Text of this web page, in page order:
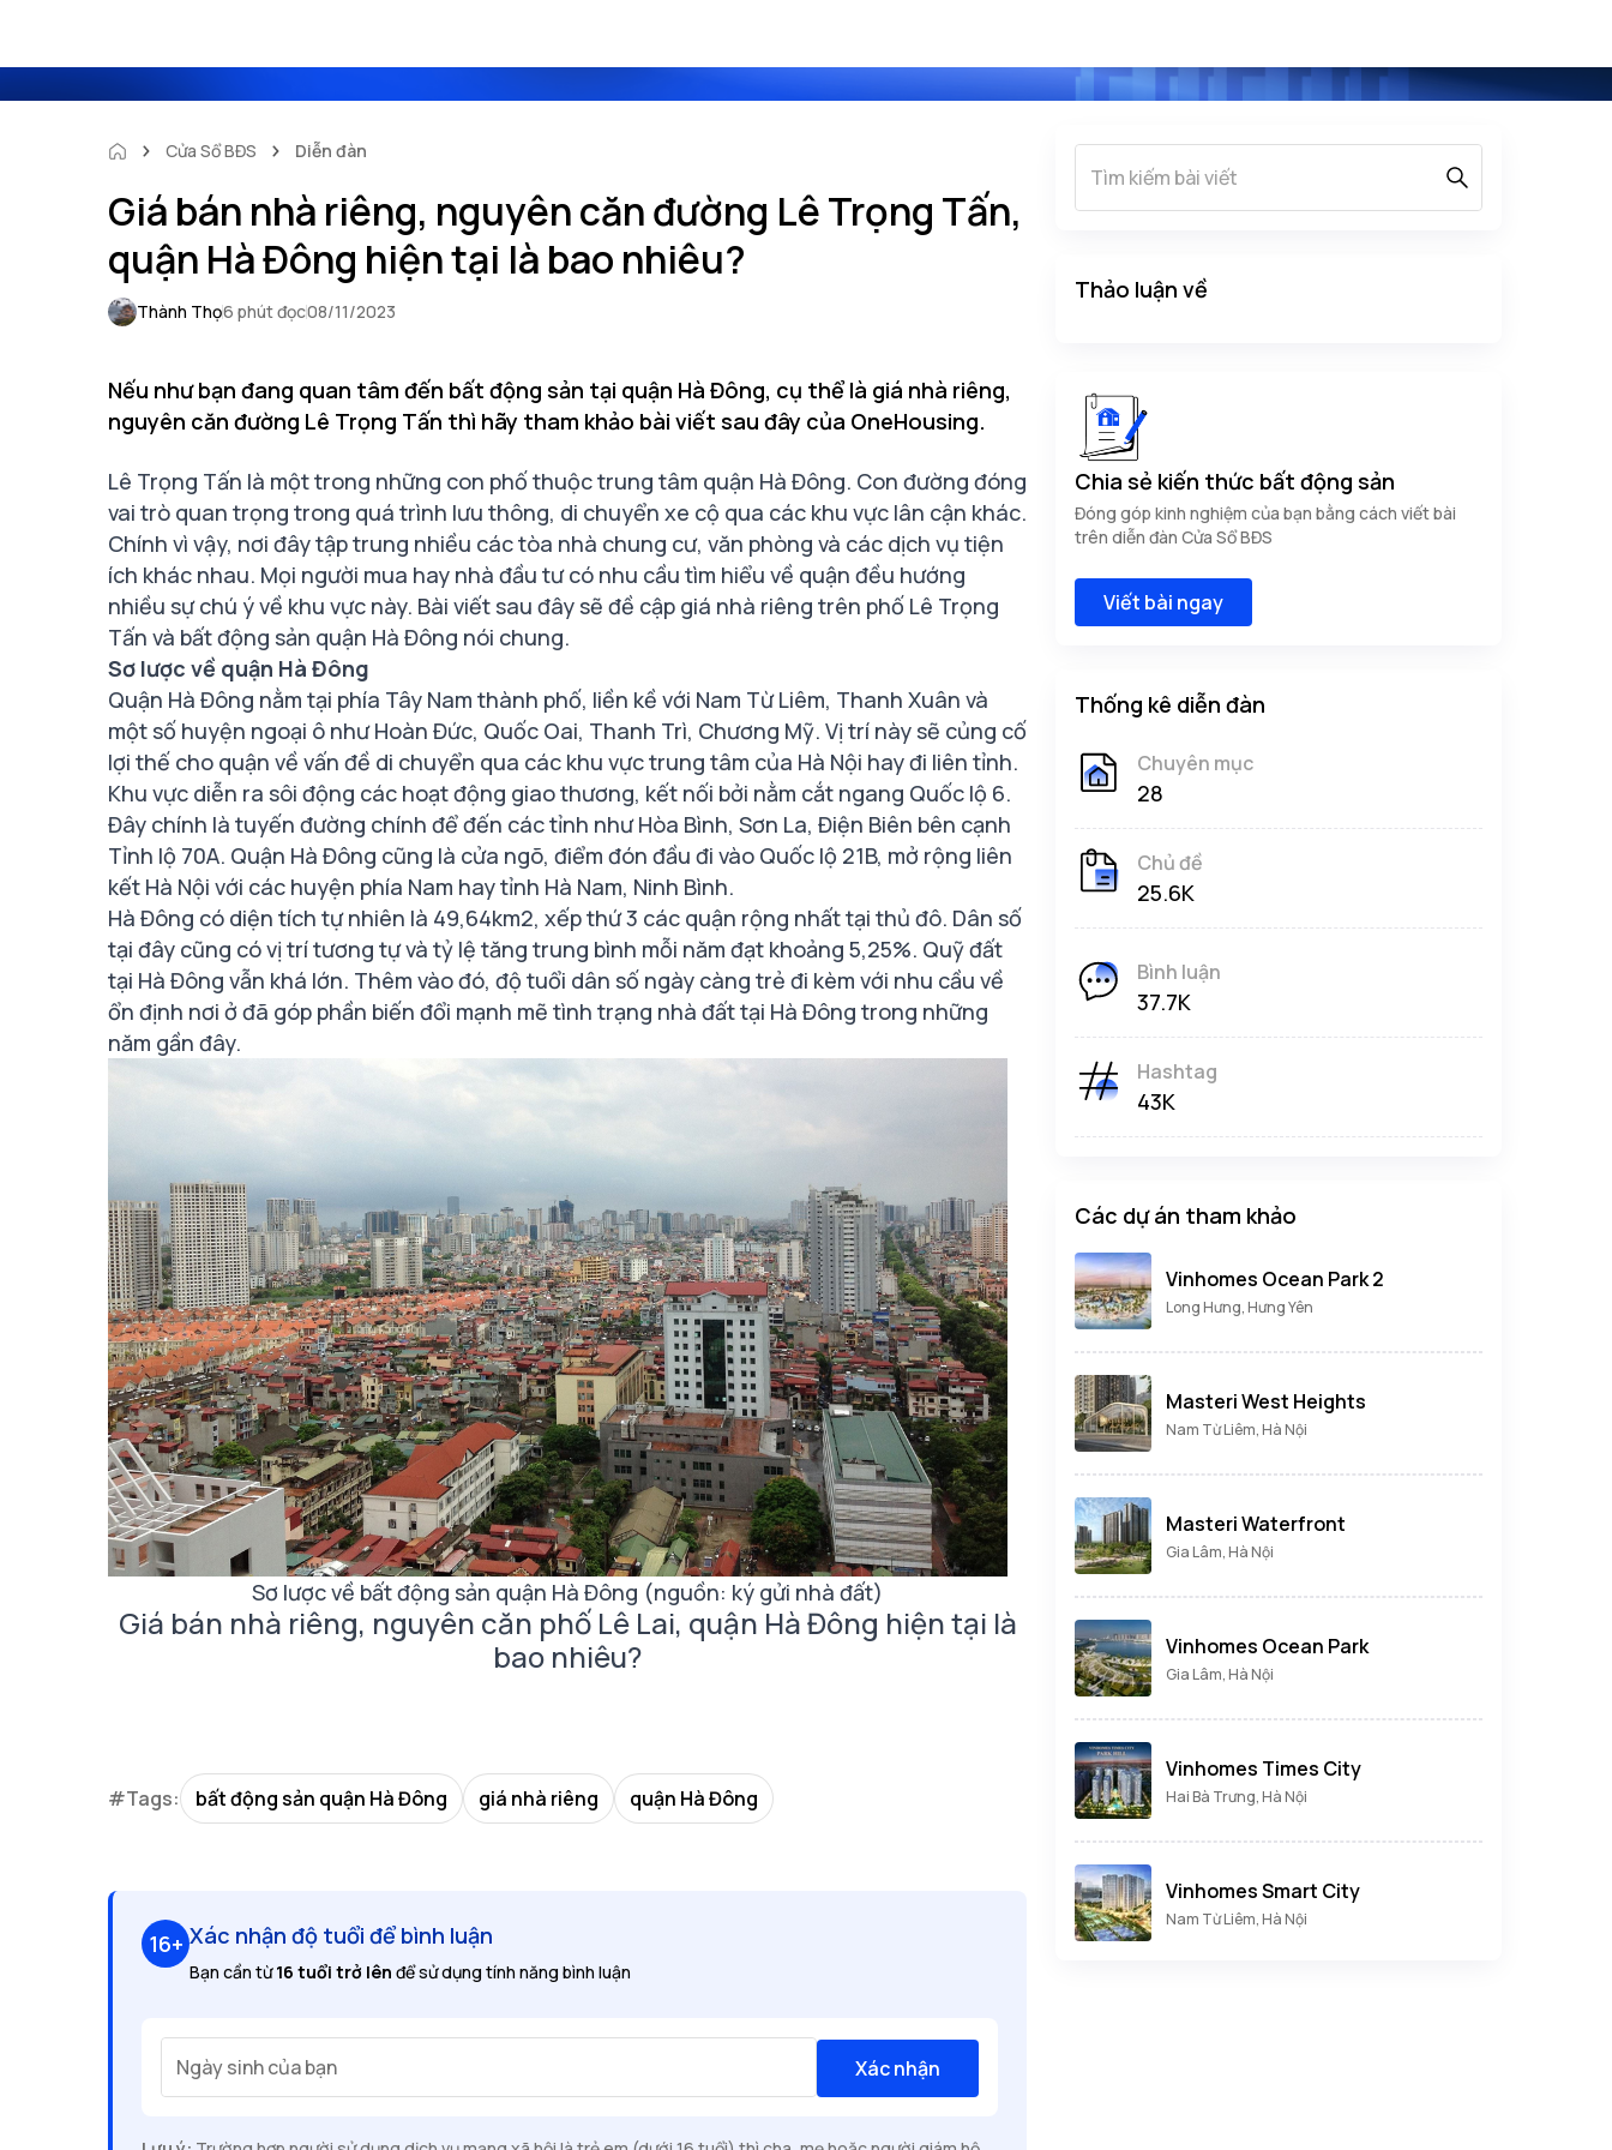
Cửa Sổ BĐS Diễn đàn
Giá bán nhà riêng, nguyên căn đường Lê Trọng Tấn,
quận Hà Đông hiện tại là bao nhiêu?
Thành Thọ6 phút đọc08/11/2023
Nếu như bạn đang quan tâm đến bất động sản tại quận Hà Đông, cụ thể là giá nhà riêng,
nguyên căn đường Lê Trọng Tấn thì hãy tham khảo bài viết sau đây của OneHousing.
Lê Trọng Tấn là một trong những con phố thuộc trung tâm quận Hà Đông. Con đường đóng
vai trò quan trọng trong quá trình lưu thông, di chuyển xe cộ qua các khu vực lân cận khác.
Chính vì vậy, nơi đây tập trung nhiều các tòa nhà chung cư, văn phòng và các dịch vụ tiện
ích khác nhau. Mọi người mua hay nhà đầu tư có nhu cầu tìm hiểu về quận đều hướng
nhiều sự chú ý về khu vực này. Bài viết sau đây sẽ đề cập giá nhà riêng trên phố Lê Trọng
Tấn và bất động sản quận Hà Đông nói chung.
Sơ lược về quận Hà Đông
Quận Hà Đông nằm tại phía Tây Nam thành phố, liền kề với Nam Từ Liêm, Thanh Xuân và
một số huyện ngoại ô như Hoàn Đức, Quốc Oai, Thanh Trì, Chương Mỹ. Vị trí này sẽ củng cố
lợi thế cho quận về vấn đề di chuyển qua các khu vực trung tâm của Hà Nội hay đi liên tỉnh.
Khu vực diễn ra sôi động các hoạt động giao thương, kết nối bởi nằm cắt ngang Quốc lộ 6.
Đây chính là tuyến đường chính để đến các tỉnh như Hòa Bình, Sơn La, Điện Biên bên cạnh
Tỉnh lộ 70A. Quận Hà Đông cũng là cửa ngõ, điểm đón đầu đi vào Quốc lộ 21B, mở rộng liên
kết Hà Nội với các huyện phía Nam hay tỉnh Hà Nam, Ninh Bình.
Hà Đông có diện tích tự nhiên là 49,64km2, xếp thứ 3 các quận rộng nhất tại thủ đô. Dân số
tại đây cũng có vị trí tương tự và tỷ lệ tăng trung bình mỗi năm đạt khoảng 5,25%. Quỹ đất
tại Hà Đông vẫn khá lớn. Thêm vào đó, độ tuổi dân số ngày càng trẻ đi kèm với nhu cầu về
ổn định nơi ở đã góp phần biến đổi mạnh mẽ tình trạng nhà đất tại Hà Đông trong những
năm gần đây.
Sơ lược về bất động sản quận Hà Đông (nguồn: ký gửi nhà đất)
Giá bán nhà riêng, nguyên căn phố Lê Lai, quận Hà Đông hiện tại là
bao nhiêu?
#Tags: bất động sản quận Hà Đông giá nhà riêng quận Hà Đông
16+ Xác nhận độ tuổi để bình luận
Bạn cần từ16 tuổi trở lên để sử dụng tính năng bình luận
Ngày sinh của bạn Xác nhận
Thảo luận về
Chia sẻ kiến thức bất động sản
Đóng góp kinh nghiệm của bạn bằng cách viết bài
trên diễn đàn Cửa Sổ BĐS
Viết bài ngay
Thống kê diễn đàn
Chuyên mục
28
Chủ đề
25.6K
Bình luận
37.7K
Hashtag
43K
Các dự án tham khảo
Vinhomes Ocean Park 2
Long Hưng, Hưng Yên
Masteri West Heights
Nam Từ Liêm, Hà Nội
Masteri Waterfront
Gia Lâm, Hà Nội
Vinhomes Ocean Park
Gia Lâm, Hà Nội
Vinhomes Times City
Hai Bà Trưng, Hà Nội
Vinhomes Smart City
Nam Từ Liêm, Hà Nội